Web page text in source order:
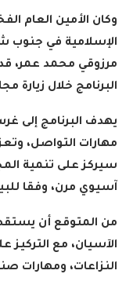
وكان الأمين العام
الإسلامية في جنوب
مرزوقي محمد عمر، قد
البرنامج خلال زيارة
يهدف البرنامج إلى
مهارات التواصل،
سيركز على تنمية
آسيوي مرن، وفقا
من المتوقع أن
الآسيان، مع التركيز
النزاعات، ومهارات